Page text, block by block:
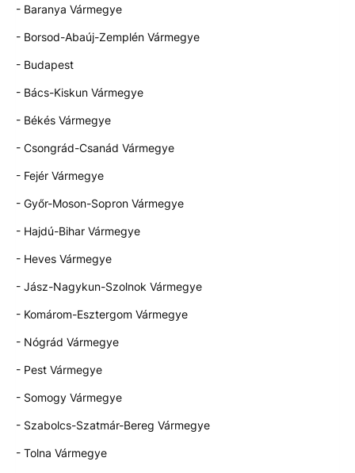
- Baranya Vármegye
- Borsod-Abaúj-Zemplén Vármegye
- Budapest
- Bács-Kiskun Vármegye
- Békés Vármegye
- Csongrád-Csanád Vármegye
- Fejér Vármegye
- Győr-Moson-Sopron Vármegye
- Hajdú-Bihar Vármegye
- Heves Vármegye
- Jász-Nagykun-Szolnok Vármegye
- Komárom-Esztergom Vármegye
- Nógrád Vármegye
- Pest Vármegye
- Somogy Vármegye
- Szabolcs-Szatmár-Bereg Vármegye
- Tolna Vármegye